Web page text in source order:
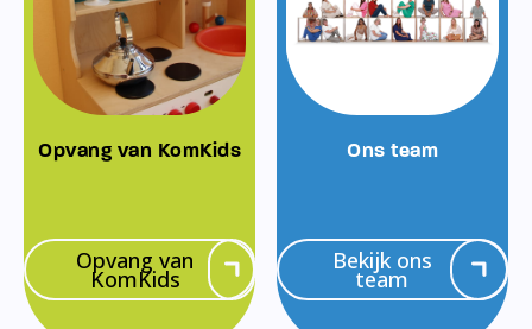
Opvang van KomKids
Opvang van
KomKids
Ons team
Bekijk ons
team